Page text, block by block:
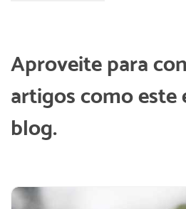
Aproveite para
artigos como este
blog.